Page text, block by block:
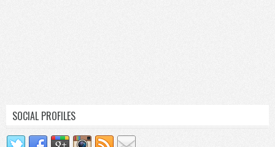
SOCIAL PROFILES